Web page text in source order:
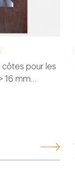
côtes pour les
16 mm…